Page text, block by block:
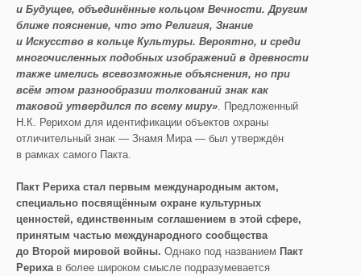
и Будущее, объединённые кольцом Вечности. Другим
ближе пояснение, что это Религия, Знание
и Искусство в кольце Культуры. Вероятно, и среди
многочисленных подобных изображений в древности
также имелись всевозможные объяснения, но при
всём этом разнообразии толкований знак как
таковой утвердился по всему миру». Предложенный
Н.К. Рерихом для идентификации объектов охраны
отличительный знак — Знамя Мира — был утверждён
в рамках самого Пакта.
Пакт Рериха стал первым международным актом,
специально посвящённым охране культурных
ценностей, единственным соглашением в этой сфере,
принятым частью международного сообщества
до Второй мировой войны. Однако под названием Пакт
Рерихав более широком смысле подразумевается